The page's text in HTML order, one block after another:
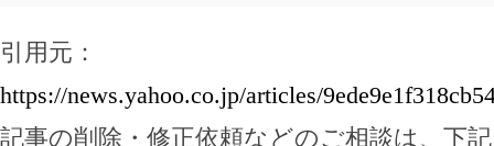
引用元：
https://news.yahoo.co.jp/articles/
記事の削除・修正依頼などのご相談は、下記